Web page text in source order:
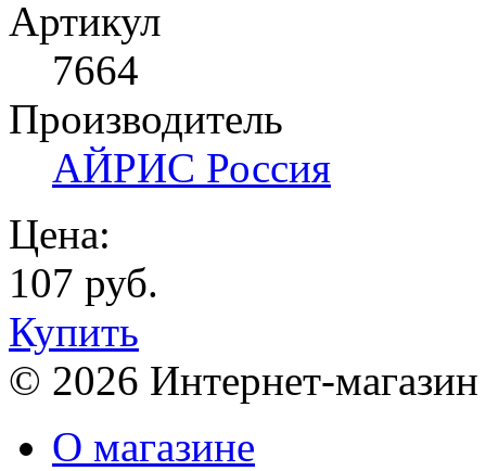
Артикул
7664
Производитель
АЙРИС Россия
Цена:
107 руб.
Купить
© 2026 Интернет-
О магазине